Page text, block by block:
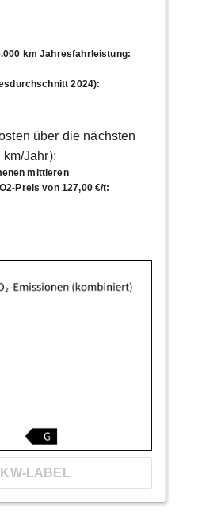
km Jahresfahrleistung:
2024):
über die nächsten
Jahr):
mittleren
Preis von 127,00 €/t:
LABEL